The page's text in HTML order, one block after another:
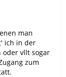
man
ich in der
oder vllt sogar
zum